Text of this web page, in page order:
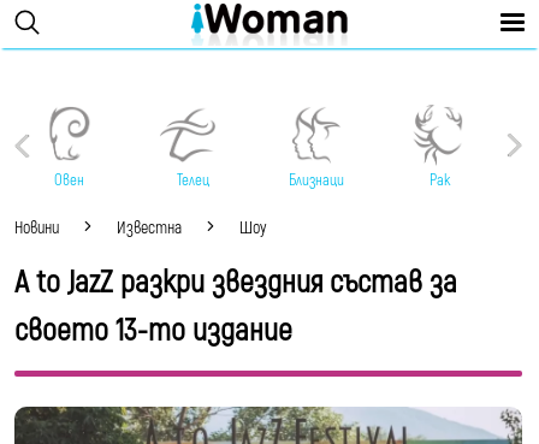
Овен Телец Близнаци Рак
Новини Известна Шоу
A to JazZ разкри звездния състав за
своето 13-то издание